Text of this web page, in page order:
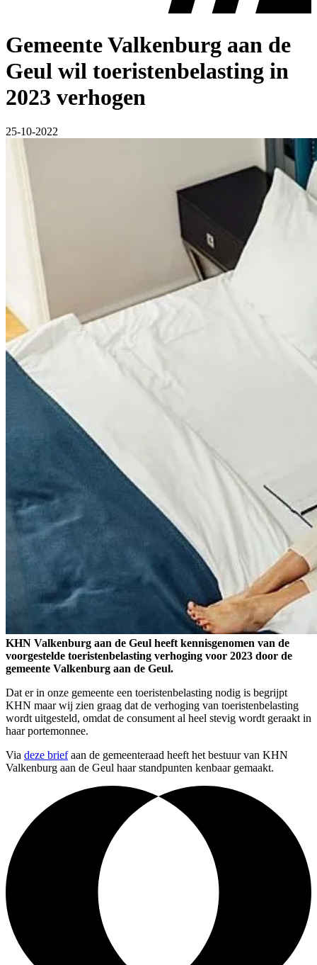
Gemeente Valkenburg aan de
Geul wil toeristenbelasting in
2023 verhogen
25-10-2022
KHN Valkenburg aan de Geul heeft kennisgenomen van de
voorgestelde toeristenbelasting verhoging voor 2023 door de
gemeente Valkenburg aan de Geul.
Dat er in onze gemeente een toeristenbelasting nodig is begrijpt
KHN maar wij zien graag dat de verhoging van toeristenbelasting
wordt uitgesteld, omdat de consument al heel stevig wordt geraakt in
haar portemonnee.
Via deze briefaan de gemeenteraad heeft het bestuur van KHN
Valkenburg aan de Geul haar standpunten kenbaar gemaakt.